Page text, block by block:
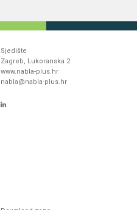
Sjedište
Zagreb, Lukoranska 2
www.nabla-plus.hr
nabla@nabla-plus.hr